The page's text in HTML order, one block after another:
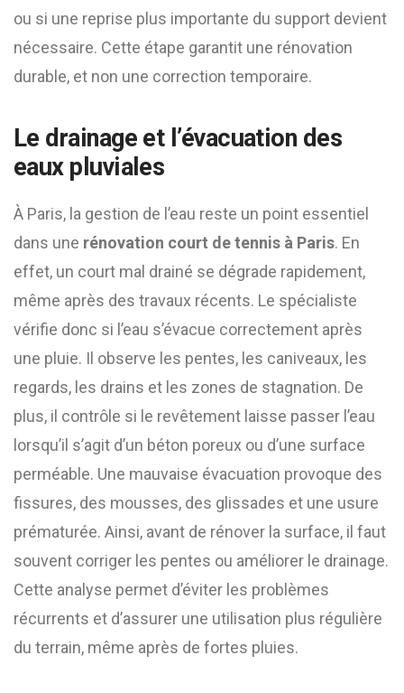
ou si une reprise plus importante du support devient
nécessaire. Cette étape garantit une rénovation
durable, et non une correction temporaire.
Le drainage et l’évacuation des
eaux pluviales
À Paris, la gestion de l’eau reste un point essentiel
dans une rénovation court de tennis à Paris. En
effet, un court mal drainé se dégrade rapidement,
même après des travaux récents. Le spécialiste
vérifie donc si l’eau s’évacue correctement après
une pluie. Il observe les pentes, les caniveaux, les
regards, les drains et les zones de stagnation. De
plus, il contrôle si le revêtement laisse passer l’eau
lorsqu’il s’agit d’un béton poreux ou d’une surface
perméable. Une mauvaise évacuation provoque des
fissures, des mousses, des glissades et une usure
prématurée. Ainsi, avant de rénover la surface, il faut
souvent corriger les pentes ou améliorer le drainage.
Cette analyse permet d’éviter les problèmes
récurrents et d’assurer une utilisation plus régulière
du terrain, même après de fortes pluies.